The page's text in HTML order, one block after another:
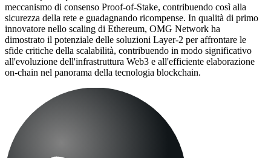
meccanismo di consenso Proof-of-Stake, contribuendo così alla
sicurezza della rete e guadagnando ricompense. In qualità di primo
innovatore nello scaling di Ethereum, OMG Network ha
dimostrato il potenziale delle soluzioni Layer-2 per affrontare le
sfide critiche della scalabilità, contribuendo in modo significativo
all'evoluzione dell'infrastruttura Web3 e all'efficiente elaborazione
on-chain nel panorama della tecnologia blockchain.